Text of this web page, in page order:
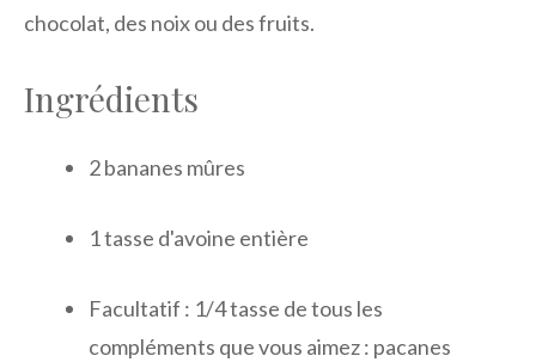
chocolat, des noix ou des fruits.
Ingrédients
2 bananes mûres
1 tasse d'avoine entière
Facultatif : 1/4 tasse de tous les
compléments que vous aimez : pacanes